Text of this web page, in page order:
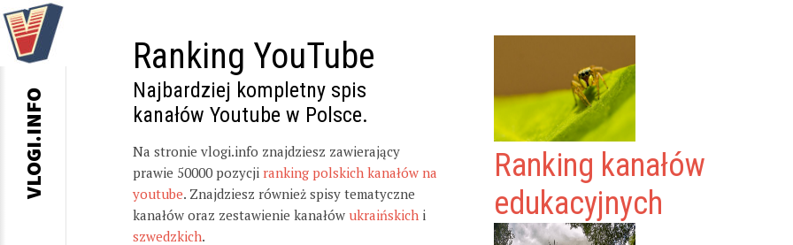
Ranking YouTube
Najbardziej kompletny spis
kanałów Youtube w Polsce.
Na stronie vlogi.info znajdziesz zawierający
prawie 50000 pozycji ranking polskich kanałów na
youtube. Znajdziesz również spisy tematyczne
kanałów oraz zestawienie kanałów ukraińskich i
szwedzkich.
Ranking kanałów
edukacyjnych
VLOGI.INFO